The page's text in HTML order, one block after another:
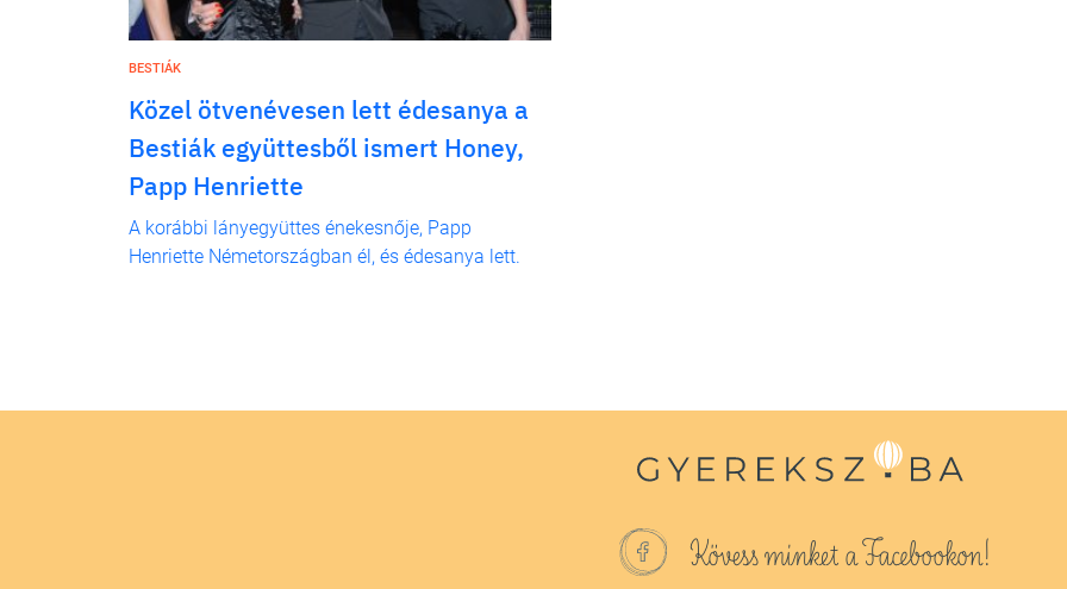
BESTIÁK
Közel ötvenévesen lett édesanya a
Bestiák együttesből ismert Honey,
Papp Henriette
A korábbi lányegyüttes énekesnője, Papp
Henriette Németországban él, és édesanya lett.
Kövess minket a Facebookon!